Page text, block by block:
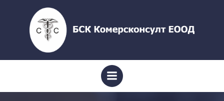
content